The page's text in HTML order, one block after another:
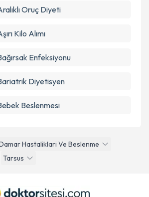
Hastaliklari Ve Beslenme
Tarsus
Oruç Diyeti
Kilo Alımı
Enfeksiyonu
Diyetisyen
Beslenmesi